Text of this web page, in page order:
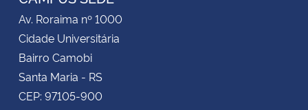
Av. Roraima nº 1000
Cidade Universitária
Bairro Camobi
Santa Maria - RS
CEP: 97105-900